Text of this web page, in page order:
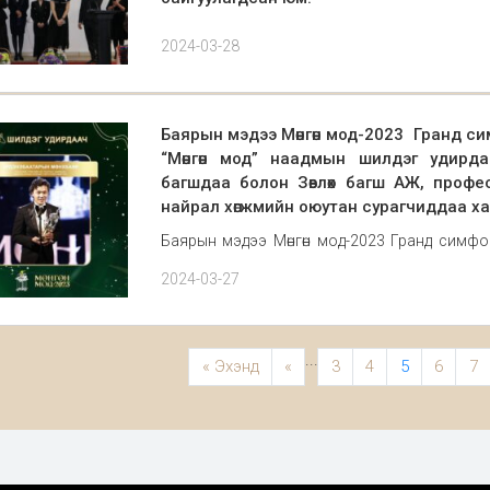
амжилттай зохион байгуулагдаж
2024-03-28
Баярын мэдээ Мөнгөн мод-2023 Гранд
“Мөнгөн мод” наадмын шилдэг
багшдаа болон Зөвлөх багш АЖ,
найрал хөгжмийн оюутан сурагчиддаа
Баярын мэдээ Мөнгөн мод-2023 Гранд
хөгжмийн бүрэн хэмжээний концерт “Уран
2024-03-27
« Эхэнд « 3 4 5 6 7